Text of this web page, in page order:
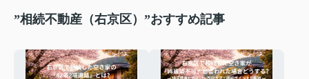
”相続不動産（右京区）”おすすめ記事